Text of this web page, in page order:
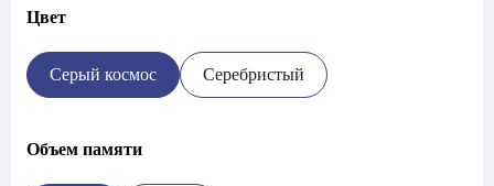
Цвет
Серый космос Серебристый
Объем памяти